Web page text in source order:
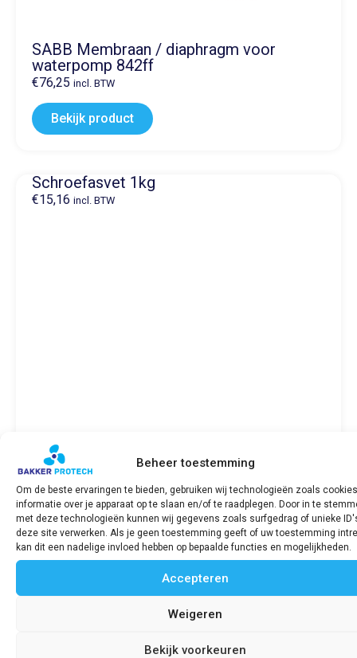
Beheer toestemming
Om de beste ervaringen te bieden, gebruiken wij technologieën zoals
informatie over je apparaat op te slaan en/of te raadplegen. Door in te
met deze technologieën kunnen wij gegevens zoals surfgedrag of unieke
deze site verwerken. Als je geen toestemming geeft of uw toestemming
kan dit een nadelige invloed hebben op bepaalde functies en mogelijkheden.
Accepteren
Weigeren
Bekijk voorkeuren
SABB Membraan / diaphragm voor
waterpomp 842ff
€76,25 incl. BTW
Bekijk product
Schroefasvet 1kg
€15,16 incl. BTW
Bekijk product